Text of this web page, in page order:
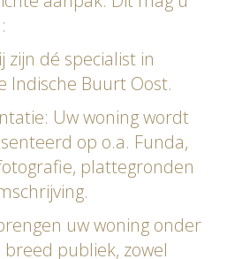
zijn dé specialist in
Indische Buurt Oost.
Uw woning wordt
op o.a. Funda,
plattegronden
uw woning onder
publiek, zowel